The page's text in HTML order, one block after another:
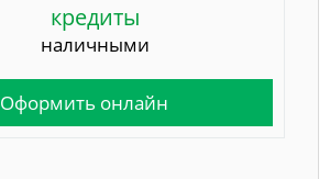
кредиты
наличными
Оформить онлайн